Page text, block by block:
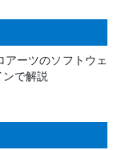
ーツのソフトウェ
で解説